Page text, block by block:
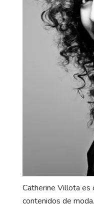
Catherine Villota es
contenidos de